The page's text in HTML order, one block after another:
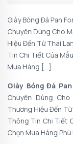
Giày Bóng Đá Pan
Chuyên Dùng Cho
Hiệu Đến Từ Thái
Tin Chi Tiết Của
Mua Hàng […]
Giày Bóng Đá
Chuyên Dùng
Thương Hiệu Đến Từ
Thông Tin Chi Tiết
Chọn Mua Hàng